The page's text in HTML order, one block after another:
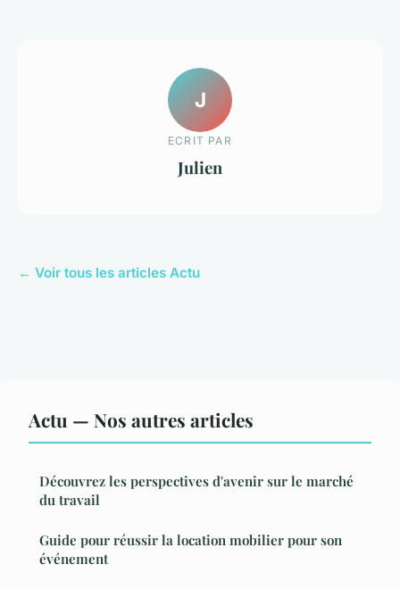
J
ECRIT PAR
Julien
← Voir tous les articles Actu
Actu — Nos autres articles
Découvrez les perspectives d'avenir sur le marché
du travail
Guide pour réussir la location mobilier pour son
événement